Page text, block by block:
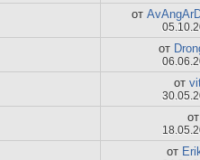
от
от
от
от
от